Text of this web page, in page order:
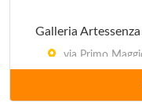
Galleria Artessenza
via Primo